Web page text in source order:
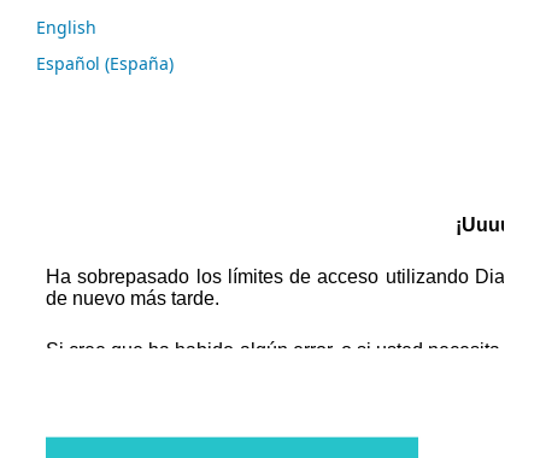
English
Español (España)